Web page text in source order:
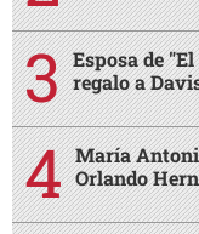
Esposa de
regalo a
María
Orlando